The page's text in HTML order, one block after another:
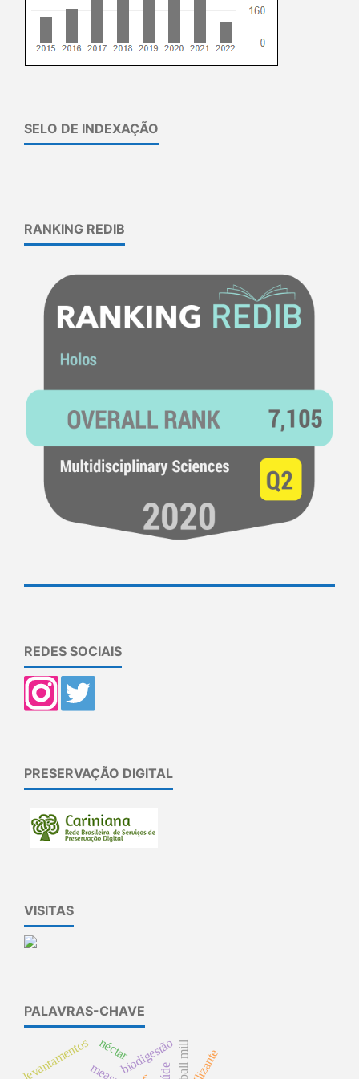
SELO DE INDEXAÇÃO
RANKING REDIB
REDES SOCIAIS
PRESERVAÇÃO DIGITAL
VISITAS
PALAVRAS-CHAVE
biodigestão
levantamentos ball mill
néctar